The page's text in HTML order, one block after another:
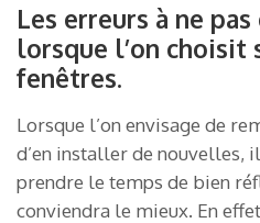
Les erreurs à ne
lorsque l’on choisit
fenêtres.
Lorsque l’on envisage de
d’en installer de nouvelles,
prendre le temps de bien
conviendra le mieux. En